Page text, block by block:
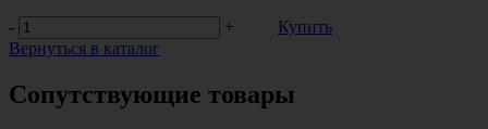
-
+
Купить
Вернуться в каталог
Сопутствующие товары